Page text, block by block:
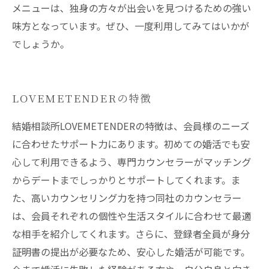
メニューは、独身の方々が出会いを見つけるための強い
味方となっています。ぜひ、一度利用してみてはいかが
でしょうか。
LOVEMETENDERの特徴
結婚相談所LOVEMETENDERの特徴は、会員様のニーズ
に合わせたサポート力にあります。初めての婚活でも安
心して利用できるよう、専門カウンセラーがマッチング
からデートまでしっかりとサポートしてくれます。ま
た、高いカウンセリング力を持つ同社のカウンセラー
は、会員それぞれの個性や生活スタイルに合わせて最適
な相手を紹介してくれます。さらに、登録者全員が身分
証明書の提出が必要なため、安心した婚活が可能です。